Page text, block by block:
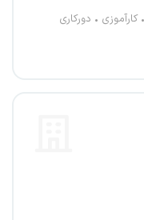
کارآموزی دورکاری